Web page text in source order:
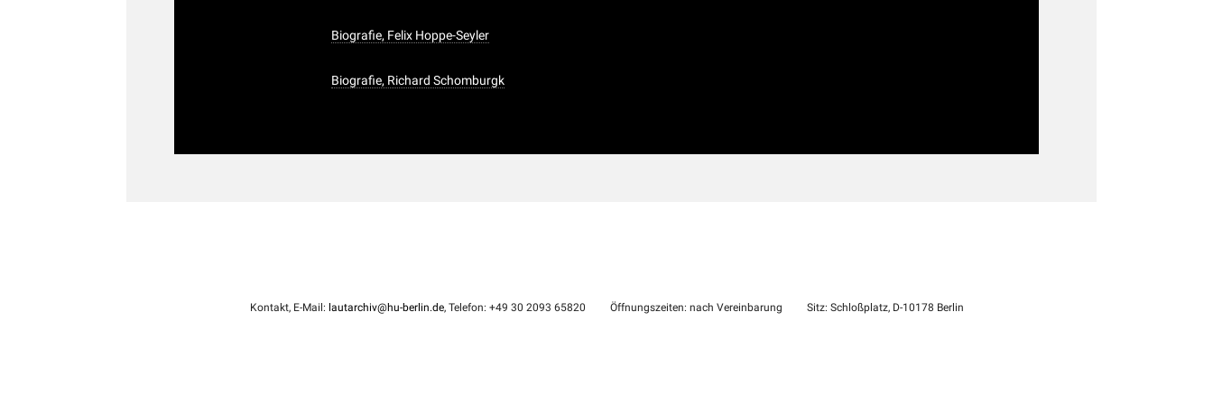
Biografie, Felix Hoppe-Seyler
Biografie, Richard Schomburgk
Kontakt, E-Mail: lautarchiv@hu-berlin.de, Telefon: +49 30 2093 65820 Öffnungszeiten: nach Vereinbarung Sitz: Schloßplatz, D-10178 Berlin